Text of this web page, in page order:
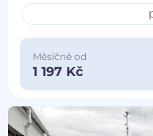
Měsíčně od
1 197 Kč